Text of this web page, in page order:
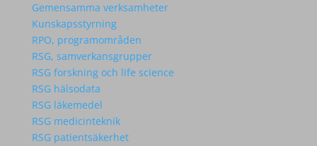
Gemensamma verksamheter
Kunskapsstyrning
RPO, programområden
RSG, samverkansgrupper
RSG forskning och life science
RSG hälsodata
RSG läkemedel
RSG medicinteknik
RSG patientsäkerhet